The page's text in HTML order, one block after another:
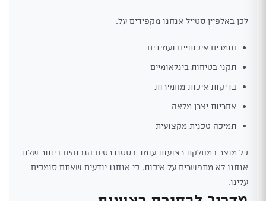
לכן באלפיין סטייל אנחנו מקפידים על:
חומרים איכותיים ועמידים
תקני בטיחות בינלאומיים
בדיקות איכות מחמירות
אחריות יצרן מלאה
תמיכה טכנית מקצועית
כל מוצר במחלקת רצועות עומד בסטנדרטים הגבוהים ביותר שלנו.
אנחנו לא מתפשרים על איכות, כי אנחנו יודעים שאתם סומכים
עלינו.